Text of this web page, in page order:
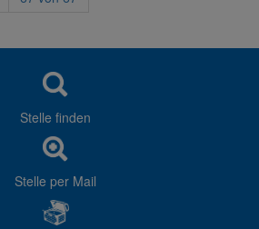
Stelle finden
Stelle per Mail